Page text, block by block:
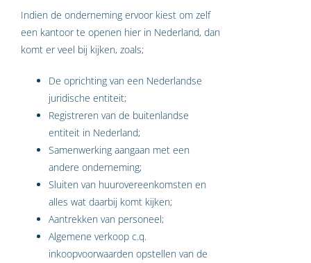
Indien de onderneming ervoor kiest om zelf
een kantoor te openen hier in Nederland, dan
komt er veel bij kijken, zoals;
De oprichting van een Nederlandse
juridische entiteit;
Registreren van de buitenlandse
entiteit in Nederland;
Samenwerking aangaan met een
andere onderneming;
Sluiten van huurovereenkomsten en
alles wat daarbij komt kijken;
Aantrekken van personeel;
Algemene verkoop c.q.
inkoopvoorwaarden opstellen van de